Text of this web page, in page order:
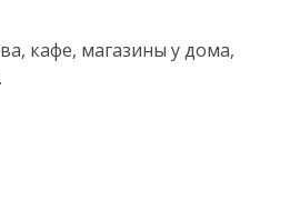
кафе, магазины у дома,